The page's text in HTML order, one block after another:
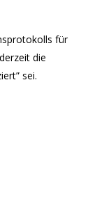
für
die
sei.